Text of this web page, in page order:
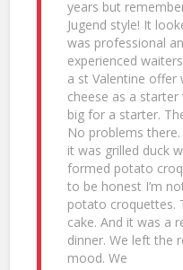
years but
Jugend style! It
was professional
experienced
a st Valentine
cheese as a
big for a starter.
No problems
it was grilled duck
formed potato
to be honest I’m
potato croquettes.
cake. And it was a
dinner. We left the
mood. We